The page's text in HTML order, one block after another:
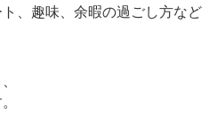
、趣味、余暇の過ごし方など